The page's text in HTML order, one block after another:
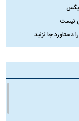
نیست
جا نزنید